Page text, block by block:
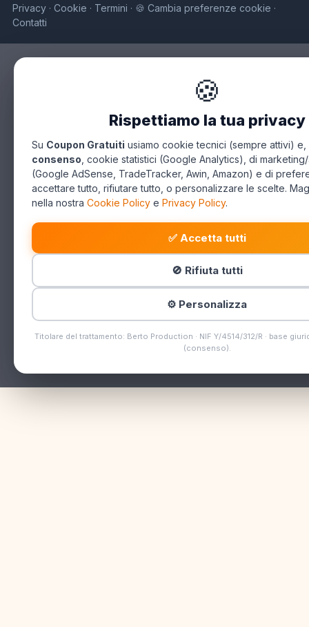
Privacy · Cookie · Termini · 🍪 Cambia preferenze cookie ·
Contatti
🍪
Rispettiamo la tua privacy
Su Coupon Gratuiti usiamo cookie tecnici (sempre attivi) e,
consenso , cookie statistici (Google Analytics), di
(Google AdSense, TradeTracker, Awin, Amazon) e di
accettare tutto, rifiutare tutto, o personalizzare le scelte.
nella nostra Cookie Policy e Privacy Policy.
✅ Accetta tutti
🚫 Rifiuta tutti
⚙️ Personalizza
Titolare del trattamento: Berto Production · NIF Y/4514/312/R · base
(consenso).